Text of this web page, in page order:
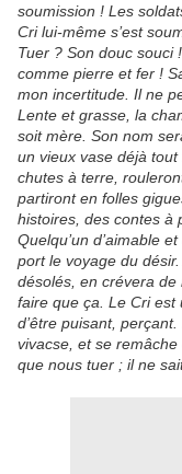
soumission ! Les
Cri lui-même s’est
Tuer ? Son douc souci
comme pierre et fer !
mon incertitude. Il ne
Lente et grasse, la
soit mère. Son nom
un vieux vase déjà tout
chutes à terre,
partiront en folles
histoires, des contes à
Quelqu’un d’aimable
port le voyage du
désolés, en crévera
faire que ça. Le Cri
d’être puisant,
vivacse, et se
que nous tuer ; il ne